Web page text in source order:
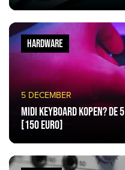
5 DECEMBER
Midi keyboard kopen? De
[150 EURO]
HARDWARE